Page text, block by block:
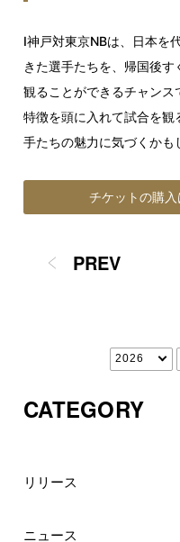
I神戸対東京NBは、日本を
きた選手たちを、帰国後
観ることができるチャン
特徴を頭に入れて試合を
手たちの魅力に気づくかも
チケットの購入
PREV
CATEGORY
リリース
ニュース